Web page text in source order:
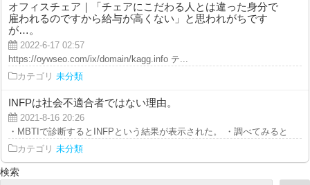
オフィスチェア｜「チェアにこだわる人とは違った身分で
雇われるのですから給与が高くない」と思われがちです
が…。
2022-6-17 02:57
https://oywseo.com/ix/domain/kagg.info テ...
カテゴリ 未分類
INFPは社会不適合者ではない理由。
2021-8-16 20:26
・MBTIで診断するとINFPという結果が表示された。 ・調べてみると、社
カテゴリ 未分類
検索